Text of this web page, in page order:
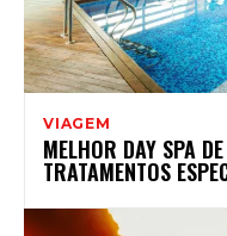
VIAGEM
MELHOR DAY SPA
TRATAMENTOS